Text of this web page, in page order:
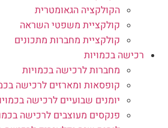
הקולקציה הגאומטרית
קולקציית משפטי השראה
קולקציית מחברות מתכונים
רכישה בכמויות
מחברות לרכישה בכמויות
קופסאות ומארזים לרכישה
יומנים שבועיים לרכישה
פנקסים מעוצבים לרכישה